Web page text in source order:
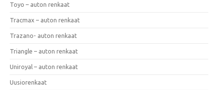
Toyo – auton renkaat
Tracmax – auton renkaat
Trazano- auton renkaat
Triangle – auton renkaat
Uniroyal – auton renkaat
Uusiorenkaat